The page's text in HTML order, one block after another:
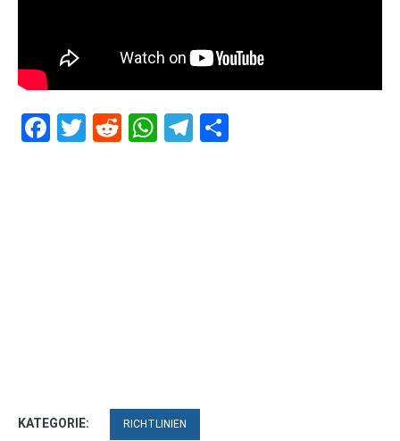
Facebook
Twitter
RedditWhatsApp
Telegram
KATEGORIE: RICHTLINIEN